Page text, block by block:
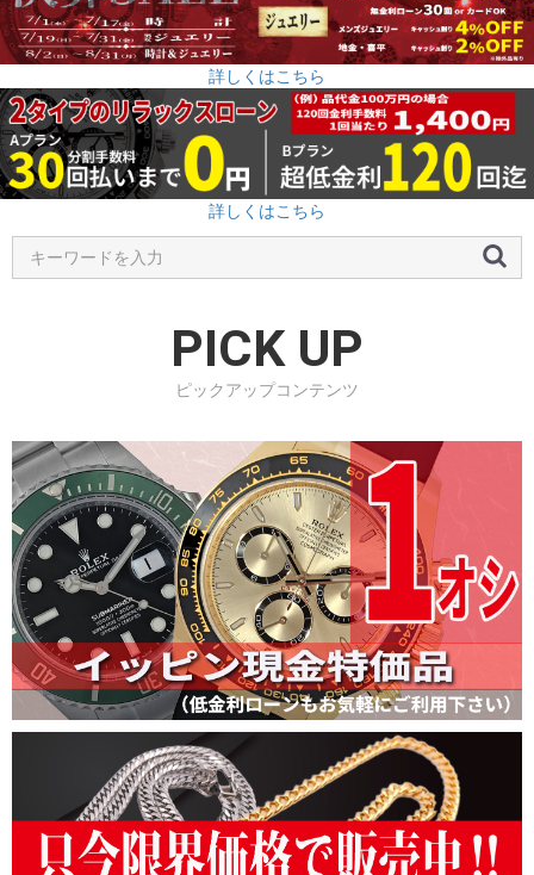
詳しくはこちら
詳しくはこちら
PICK UP
ピックアップコンテンツ